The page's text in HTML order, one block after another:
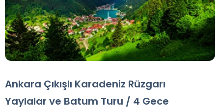
Ankara Çıkışlı Karadeniz Rüzgarı
Yaylalar ve Batum Turu / 4 Gece